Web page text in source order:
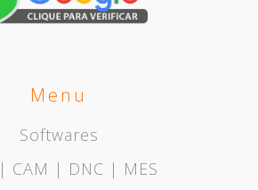
Menu
Softwares
CAM | DNC | MES